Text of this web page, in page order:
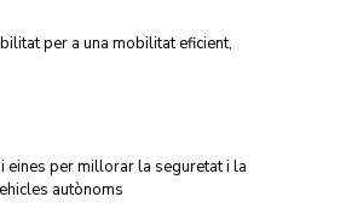
per a una mobilitat eficient,
eines per millorar la seguretat i la
autònoms